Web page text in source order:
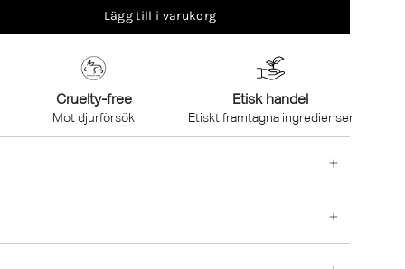
Lägg till i varukorg
Cruelty-free
Mot djurförsök
Etisk handel
Etiskt framtagna ingredienser